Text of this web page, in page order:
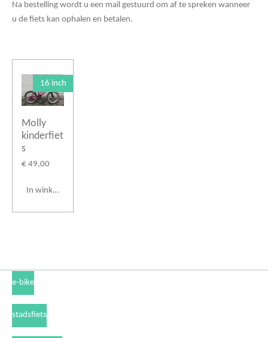
Na bestelling wordt u een mail gestuurd om af te spreken wanneer
u de fiets kan ophalen en betalen.
16 inch
Molly
kinderfiet
s
€ 49,00
In winkelwagen
e-bike
stadsfiets